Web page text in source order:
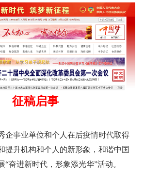
征稿启事
企事业单位和个人 在后疫情时代取得
提升机构和个人的新形象， 和谐中国
“奋进新时代，形象添光华”活动。